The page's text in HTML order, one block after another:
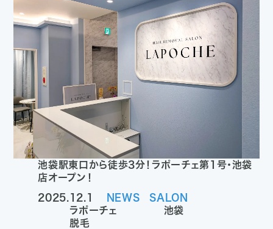
池袋駅東口から徒歩3分！ラポーチェ第1号・池袋
店オープン！
2025.12.1 NEWS
SALON
ラポーチェ
池袋
脱毛